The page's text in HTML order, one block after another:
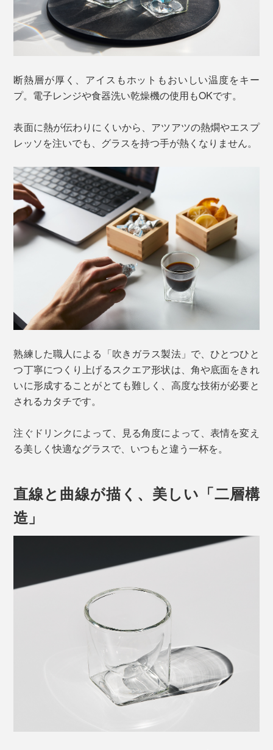
断熱層が厚く、アイスもホットもおいしい温度をキー
プ。電子レンジや食器洗い乾燥機の使用もOKです。
表面に熱が伝わりにくいから、アツアツの熱燗やエスプ
レッソを注いでも、グラスを持つ手が熱くなりません。
熟練した職人による「吹きガラス製法」で、ひとつひと
つ丁寧につくり上げるスクエア形状は、角や底面をきれ
いに形成することがとても難しく、高度な技術が必要と
されるカタチです。
注ぐドリンクによって、見る角度によって、表情を変え
る美しく快適なグラスで、いつもと違う一杯を。
直線と曲線が描く、美しい「二層構
造」